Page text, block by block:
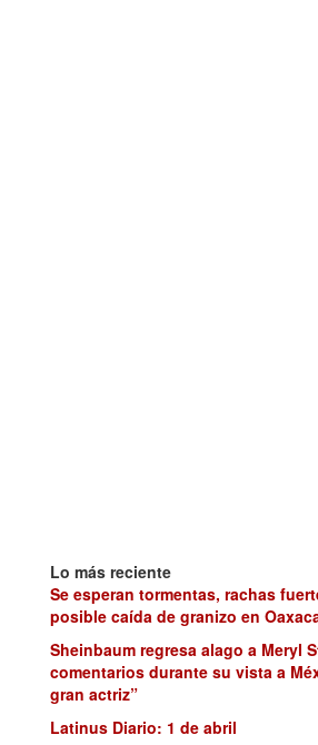
Lo más reciente
Se esperan tormentas, rachas
posible caída de granizo en
Sheinbaum regresa alago a Meryl
comentarios durante su vista a
gran actriz”
Latinus Diario: 1 de abril